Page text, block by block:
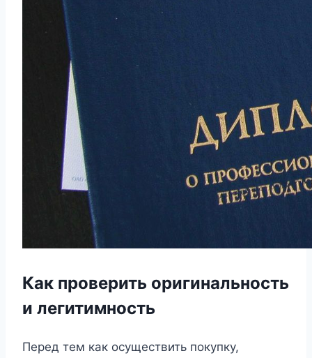
Как проверить оригинальность
и легитимность
Перед тем как осуществить покупку,